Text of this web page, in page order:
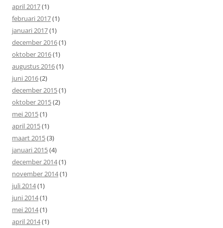
april 2017(1)
februari 2017(1)
januari 2017(1)
december 2016(1)
oktober 2016(1)
augustus 2016(1)
juni 2016(2)
december 2015(1)
oktober 2015(2)
mei 2015(1)
april 2015(1)
maart 2015(3)
januari 2015(4)
december 2014(1)
november 2014(1)
juli 2014(1)
juni 2014(1)
mei 2014(1)
april 2014(1)